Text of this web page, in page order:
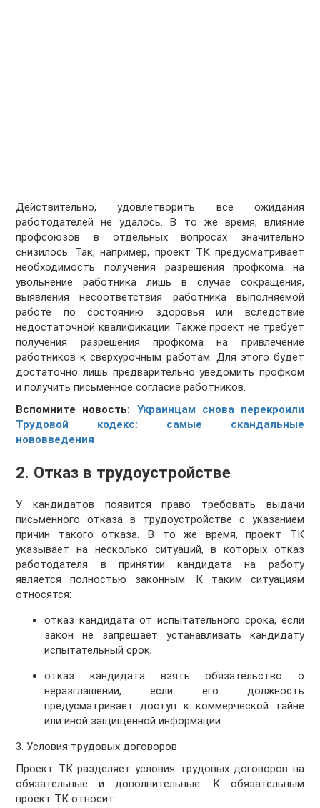
Действительно, удовлетворить все ожидания
работодателей не удалось. В то же время, влияние
профсоюзов в отдельных вопросах значительно
снизилось. Так, например, проект ТК предусматривает
необходимость получения разрешения профкома на
увольнение работника лишь в случае сокращения,
выявления несоответствия работника выполняемой
работе по состоянию здоровья или вследствие
недостаточной квалификации. Также проект не требует
получения разрешения профкома на привлечение
работников к сверхурочным работам. Для этого будет
достаточно лишь предварительно уведомить профком
и получить письменное согласие работников.
Вспомните новость: Украинцам снова перекроили
Трудовой кодекс: самые скандальные
нововведения
2. Отказ в трудоустройстве
У кандидатов появится право требовать выдачи
письменного отказа в трудоустройстве с указанием
причин такого отказа. В то же время, проект ТК
указывает на несколько ситуаций, в которых отказ
работодателя в принятии кандидата на работу
является полностью законным. К таким ситуациям
относятся:
отказ кандидата от испытательного срока, если
закон не запрещает устанавливать кандидату
испытательный срок;
отказ кандидата взять обязательство о
неразглашении, если его должность
предусматривает доступ к коммерческой тайне
или иной защищенной информации.
3. Условия трудовых договоров
Проект ТК разделяет условия трудовых договоров на
обязательные и дополнительные. К обязательным
проект ТК относит: